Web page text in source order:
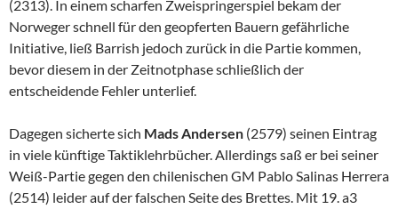
(2313). In einem scharfen Zweispringerspiel bekam der
Norweger schnell für den geopferten Bauern gefährliche
Initiative, ließ Barrish jedoch zurück in die Partie kommen,
bevor diesem in der Zeitnotphase schließlich der
entscheidende Fehler unterlief.
Dagegen sicherte sich Mads Andersen (2579) seinen Eintrag
in viele künftige Taktiklehrbücher. Allerdings saß er bei seiner
Weiß-Partie gegen den chilenischen GM Pablo Salinas Herrera
(2514) leider auf der falschen Seite des Brettes. Mit 19. a3